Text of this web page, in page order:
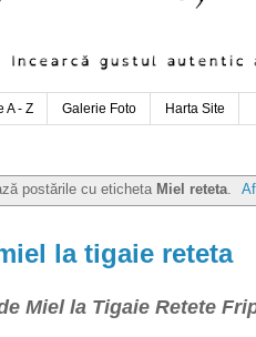
A - Z Galerie Foto Harta Site
postările cu eticheta Miel reteta.
la tigaie reteta
Miel la Tigaie Retete